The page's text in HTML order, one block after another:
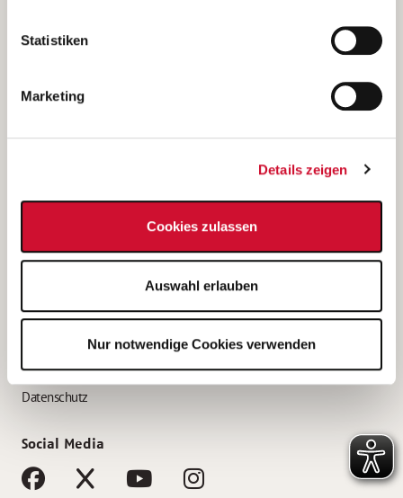
unsererDatenschutzerklärung
Statistiken
Marketing
Details zeigen
Cookies zulassen
Auswahl erlauben
Nur notwendige Cookies verwenden
(Ein Tochterunternehmen des AWO Bezirksverbandes Unterfranken
e.V.)
Bewerbung als Altenpflegehelfer*in
Bewerbung als Erzieher*in
AWO Gliederungen nach Bundesland
Impressum
Datenschutz
Social Media